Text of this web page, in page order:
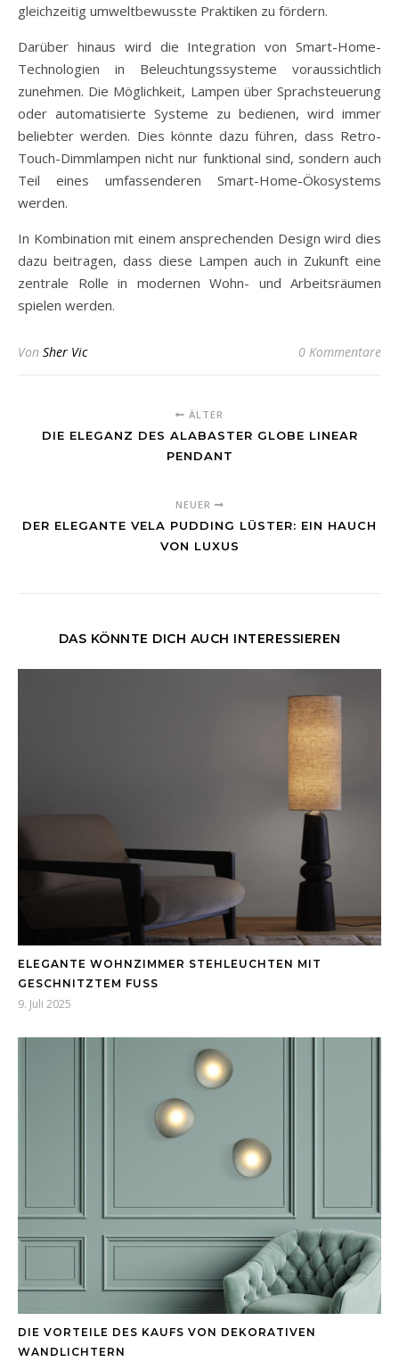
gleichzeitig umweltbewusste Praktiken zu fördern.
Darüber hinaus wird die Integration von Smart-Home-
Technologien in Beleuchtungssysteme voraussichtlich
zunehmen. Die Möglichkeit, Lampen über Sprachsteuerung
oder automatisierte Systeme zu bedienen, wird immer
beliebter werden. Dies könnte dazu führen, dass Retro-
Touch-Dimmlampen nicht nur funktional sind, sondern auch
Teil eines umfassenderen Smart-Home-Ökosystems
werden.
In Kombination mit einem ansprechenden Design wird dies
dazu beitragen, dass diese Lampen auch in Zukunft eine
zentrale Rolle in modernen Wohn- und Arbeitsräumen
spielen werden.
Von Sher Vic 0 Kommentare
ÄLTER
DIE ELEGANZ DES ALABASTER GLOBE LINEAR
PENDANT
NEUER
DER ELEGANTE VELA PUDDING LÜSTER: EIN HAUCH
VON LUXUS
DAS KÖNNTE DICH AUCH INTERESSIEREN
ELEGANTE WOHNZIMMER STEHLEUCHTEN MIT
GESCHNITZTEM FUSS
9. Juli 2025
DIE VORTEILE DES KAUFS VON DEKORATIVEN
WANDLICHTERN